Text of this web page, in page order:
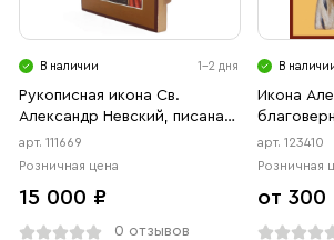
В наличии 1-2 дня
Рукописная икона Св.
Александр Невский, писаная
икона
арт. 111669
Розничная цена
15 000 ₽
0 отзывов
В
Икона
арт. 123410
Розничная
от 300